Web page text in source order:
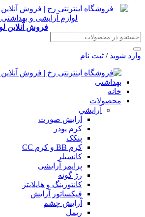
فروش آنلاین
وارد شوید / ثبت نام
خانه
محصولات
آرایشی
آرایش صورت
کرم پودر
پنکک
کرم BB و کرم CC
کانسیلر
پرایمر آرایشی
رژ گونه
کانتورینگ و هایلایتر
فیکساتور آرایش
آرایش چشم
ریمل